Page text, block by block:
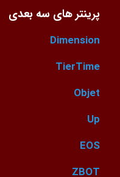
پرینتر های سه بعدی
Dimension
TierTime
Objet
Up
EOS
ZBOT